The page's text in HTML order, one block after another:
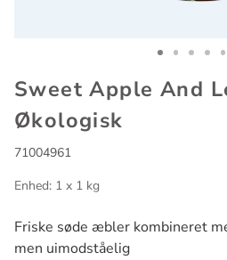
Sweet Apple And
Økologisk
71004961
Enhed: 1 x 1 kg
Friske søde æbler kombineret
men uimodståelig